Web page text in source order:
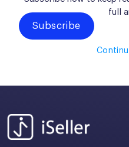
full
Subscribe